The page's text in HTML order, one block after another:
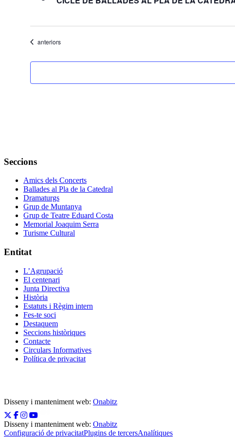
Esdeveniments
anteriors
Seccions
Amics dels Concerts
Ballades al Pla de la Catedral
Dramaturgs
Grup de Muntanya
Grup de Teatre Eduard Costa
Memorial Joaquim Serra
Turisme Cultural
Entitat
L’Agrupació
El centenari
Junta Directiva
Història
Estatuts i Règim intern
Fes-te soci
Destaquem
Seccions històriques
Contacte
Circulars Informatives
Política de privacitat
Disseny i manteniment web: Onabitz
Disseny i manteniment web: Onabitz
Configuració de privacitatPlugins de tercersAnalítiques